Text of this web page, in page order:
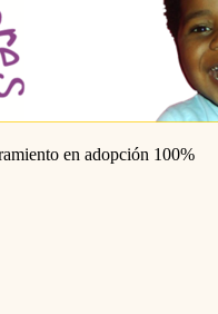
en adopción 100%